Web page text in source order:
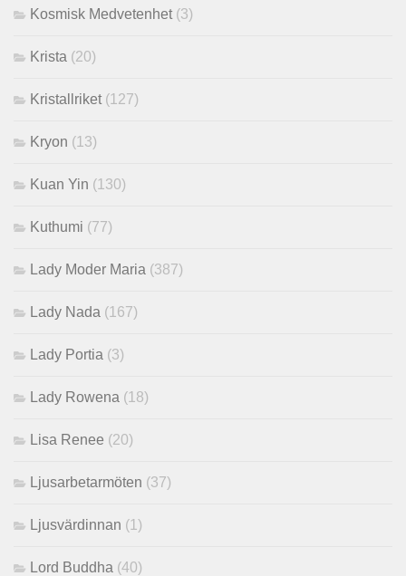
Kosmisk Medvetenhet (3)
Krista (20)
Kristallriket (127)
Kryon (13)
Kuan Yin (130)
Kuthumi (77)
Lady Moder Maria (387)
Lady Nada (167)
Lady Portia (3)
Lady Rowena (18)
Lisa Renee (20)
Ljusarbetarmöten (37)
Ljusvärdinnan (1)
Lord Buddha (40)